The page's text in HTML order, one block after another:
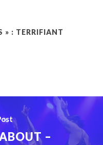
» : TERRIFIANT
–